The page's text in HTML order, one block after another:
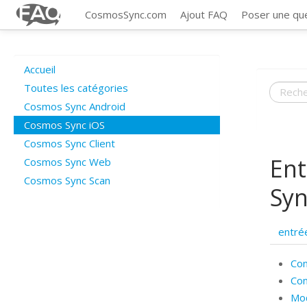
CosmosSync.com Ajout FAQ Poser une
Accueil
Toutes les catégories
Cosmos Sync Android
Cosmos Sync iOS
Cosmos Sync Client
Cosmos Sync Web
Cosmos Sync Scan